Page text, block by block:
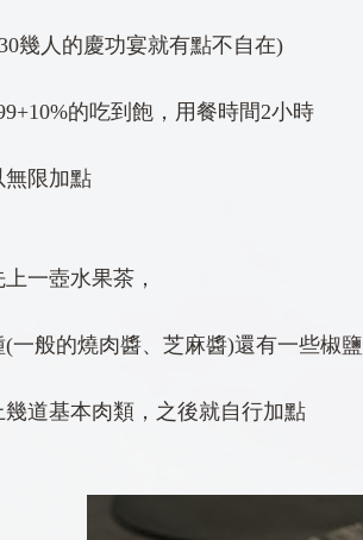
幾人的慶功宴就有點不自在)
的吃到飽，用餐時間2小時
無限加點
一壺水果茶，
一般的燒肉醬、芝麻醬)還有一些椒鹽
道基本肉類，之後就自行加點